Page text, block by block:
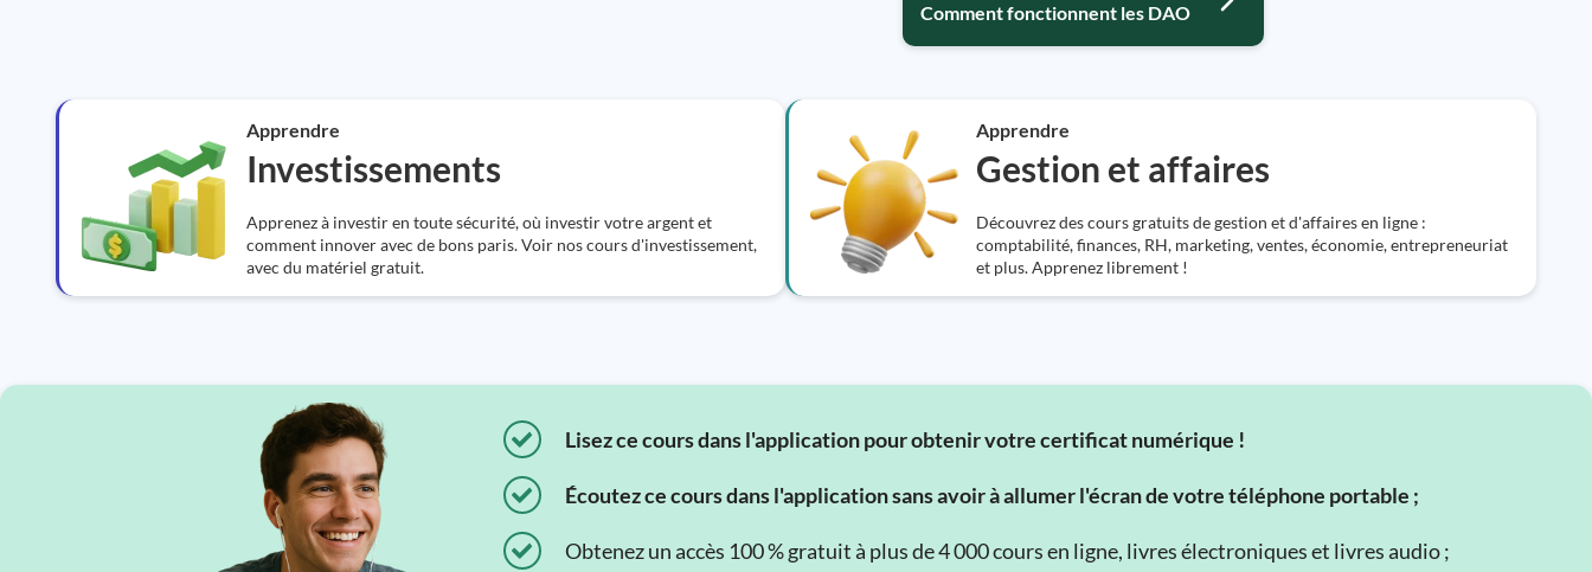
Comment fonctionnent les DAO
Apprendre
Investissements
Apprenez à investir en toute sécurité, où investir votre argent et
comment innover avec de bons paris. Voir nos cours d'investissement,
avec du matériel gratuit.
Apprendre
Gestion et affaires
Découvrez des cours gratuits de gestion et d'affaires en ligne :
comptabilité, finances, RH, marketing, ventes, économie, entrepreneuriat
et plus. Apprenez librement !
Lisez ce cours dans l'application pour obtenir votre certificat numérique !
Écoutez ce cours dans l'application sans avoir à allumer l'écran de votre téléphone portable ;
Obtenez un accès 100 % gratuit à plus de 4 000 cours en ligne, livres électroniques et livres audio ;